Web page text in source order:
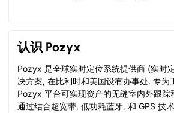
认识 Pozyx
Pozyx 是全球实时定位系统提供商 (实时
决方案, 在比利时和美国设有办事处. 专为
Pozyx 平台可实现资产的无缝室内外跟踪
通过结合超宽带, 低功耗蓝牙, 和 GPS 技